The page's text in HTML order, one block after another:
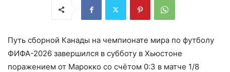
Путь сборной Канады на чемпионате мира по футболу
ФИФА-2026 завершился в субботу в Хьюстоне
поражением от Марокко со счётом 0:3 в матче 1/8